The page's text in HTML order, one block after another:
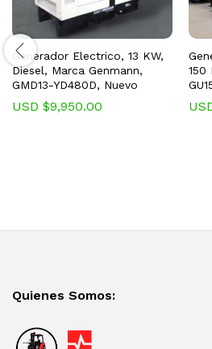
Generador Electrico, 13 KW,
Diesel, Marca Genmann,
GMD13-YD480D, Nuevo
USD $9,950.00
150
Quienes Somos: